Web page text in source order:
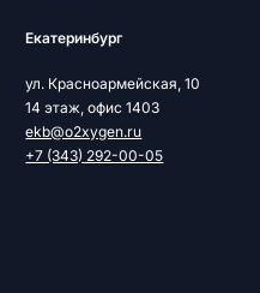
Екатеринбург
ул. Красноармейская, 10
14 этаж, офис 1403
ekb@o2xygen.ru
+7 (343) 292-00-05